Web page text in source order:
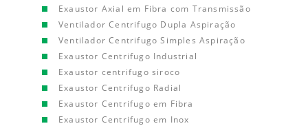
Exaustor Axial em Fibra com Transmissão
Ventilador Centrifugo Dupla Aspiração
Ventilador Centrifugo Simples Aspiração
Exaustor Centrifugo Industrial
Exaustor centrifugo siroco
Exaustor Centrifugo Radial
Exaustor Centrifugo em Fibra
Exaustor Centrifugo em Inox